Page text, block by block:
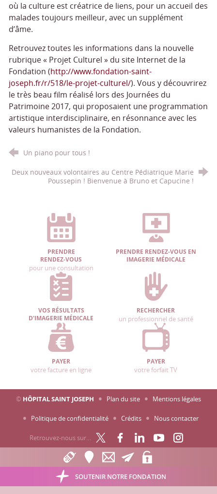
où la culture est créatrice de liens, pour un accueil des
malades toujours meilleur, avec un supplément
d’âme.
Retrouvez toutes les informations dans la nouvelle
rubrique « Projet Culturel » du site Internet de la
Fondation (http://www.fondation-saint-
joseph.fr/r/518/le-projet-culturel/). Vous y découvrirez
le très beau film réalisé lors des Journées du
Patrimoine 2017, qui proposaient une programmation
artistique interdisciplinaire, en résonnance avec les
valeurs humanistes de la Fondation.
Un piano pour tous !
Deux nouveaux volontaires au Centre Pédiatrique Marie
Poussepin ! Bienvenue à Bruno et Capucine !
PRENDRE
RENDEZ-VOUS
pour une consultation
PRENDRE RENDEZ-VOUS EN
IMAGERIE MÉDICALE
VOS RÉSULTATS
D'IMAGERIE MÉDICALE
RECHERCHER
un professionnel de santé
PAYER
votre facture en ligne
PAYER
votre forfait TV
© HÔPITAL SAINT JOSEPH Plan du site Mentions légales
Politique de confidentialité Crédits Nous contacter
Retrouvez-nous sur…
SOUTENIR NOTRE FONDATION